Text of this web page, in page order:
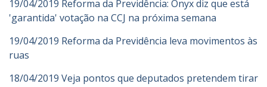
19/04/2019 Reforma da Previdência: Onyx diz que está
'garantida' votação na CCJ na próxima semana
19/04/2019 Reforma da Previdência leva movimentos às
ruas
18/04/2019 Veja pontos que deputados pretendem tirar